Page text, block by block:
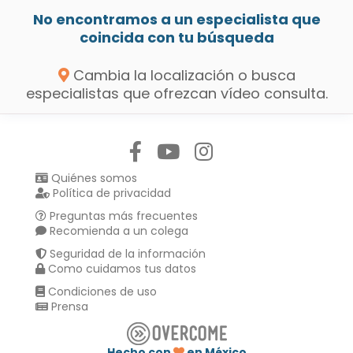
No encontramos a un especialista que
coincida con tu búsqueda
Cambia la localización o busca
especialistas que ofrezcan vídeo consulta.
Quiénes somos
Política de privacidad
Preguntas más frecuentes
Recomienda a un colega
Seguridad de la información
Como cuidamos tus datos
Condiciones de uso
Prensa